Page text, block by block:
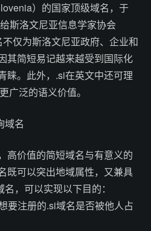
）的国家顶级域名，于
斯洛文尼亚信息学家协会
不仅为斯洛文尼亚政府、企业和
其简短易记越来越受到国际化
睐。此外，.si在英文中还可理
广泛的语义价值。
域名
高价值的简短域名与有意义的
既可以突出地域属性，又兼具
，可以实现以下目的：
要注册的.si域名是否被他人占